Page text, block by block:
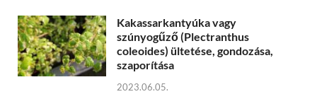
Kakassarkantyúka vagy
szúnyogűző (Plectranthus
coleoides) ültetése, gondozása,
szaporítása
2023.06.05.